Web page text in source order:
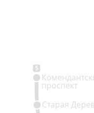
5
Старая
проспект